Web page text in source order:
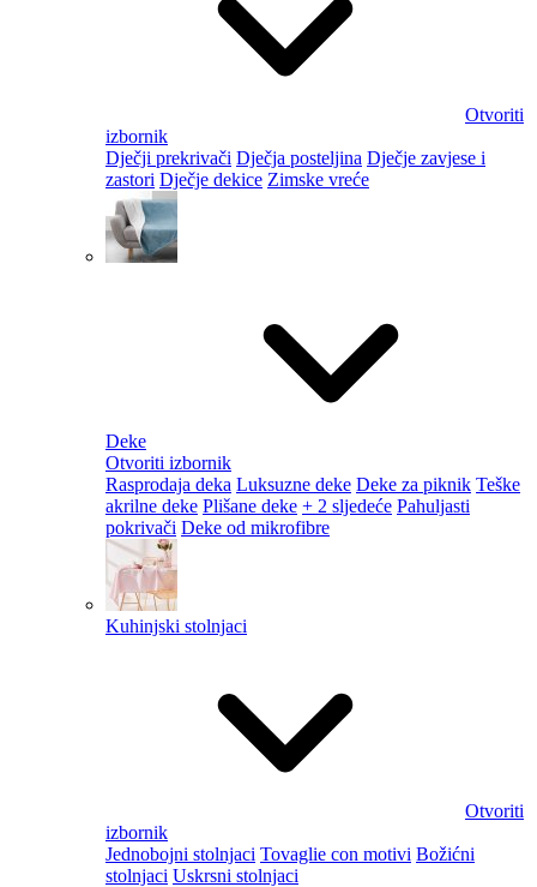
Otvoriti
izbornik
Dječji prekrivači Dječja posteljina Dječje zavjese i
zastori Dječje dekice Zimske vreće
Deke
Otvoriti izbornik
Rasprodaja deka Luksuzne deke Deke za piknik Teške
akrilne deke Plišane deke + 2 sljedeće Pahuljasti
pokrivači Deke od mikrofibre
Kuhinjski stolnjaci
Otvoriti
izbornik
Jednobojni stolnjaci Tovaglie con motivi Božićni
stolnjaci Uskrsni stolnjaci